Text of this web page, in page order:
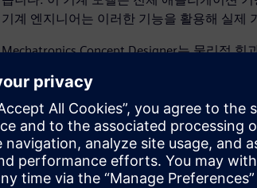
기계 엔지니어는 이러한 기능을 활용해 실제
Mechatronics Concept Designer는 물리적
은 시뮬레이션 환경을 제공해 NX의 일반적
강체 및 비 탄성체의 물리적 특성을 시뮬레
니다. 모션 시퀀스는 가상 CAM 프로파일을
니다.
Festo와 전 세계 고객사를 위한 운반 솔루션
Blaschke는 "우리는 NX에서 구성요소를 가